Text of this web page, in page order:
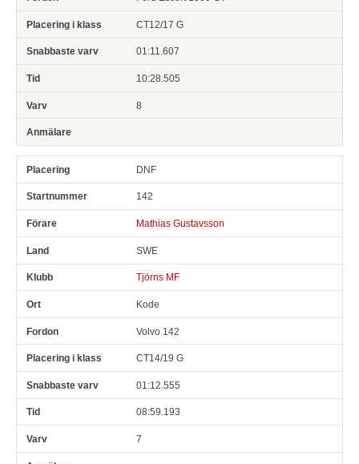
CT12/17 G
01:11.607
10:28.505
8
DNF
142
Mathias Gustavsson
SWE
Tjörns MF
Kode
Volvo 142
CT14/19 G
01:12.555
08:59.193
7